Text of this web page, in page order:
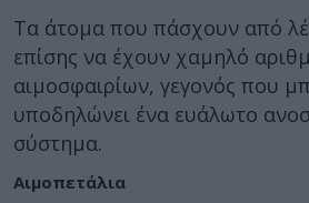
Τα άτομα που πάσχουν από
επίσης να έχουν χαμηλό
αιμοσφαιρίων, γεγονός που
υποδηλώνει ένα ευάλωτο
σύστημα.
Αιμοπετάλια